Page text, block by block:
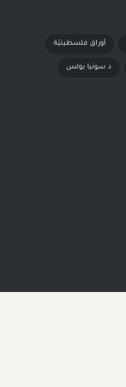
أوراق فلسطينيّة
د سونيا بولس